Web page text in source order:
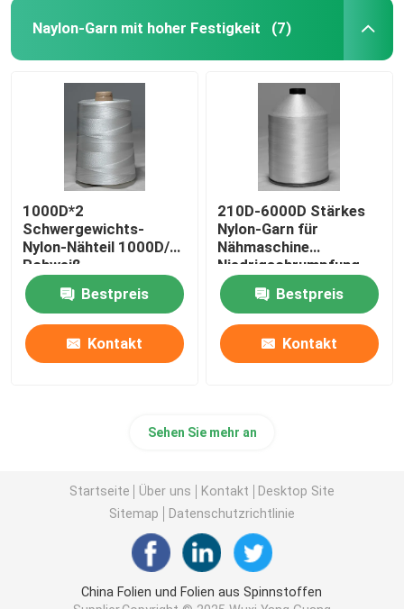
Naylon-Garn mit hoher Festigkeit (7)
1000D*2
Schwergewichts-
Nylon-Nähteil 1000D/2
Rohweiß
Bestpreis
Kontakt
210D-6000D Stärkes
Nylon-Garn für
Nähmaschine
Niedrigschrumpfung
Bestpreis
Kontakt
Sehen Sie mehr an
Startseite Über uns Kontakt
Desktop Site
Sitemap
Datenschutzrichtlinie
China Folien und Folien aus Spinnstoffen